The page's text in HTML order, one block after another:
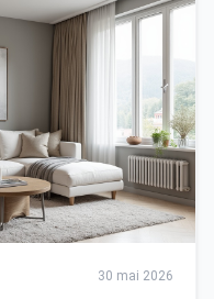
30 mai 2026